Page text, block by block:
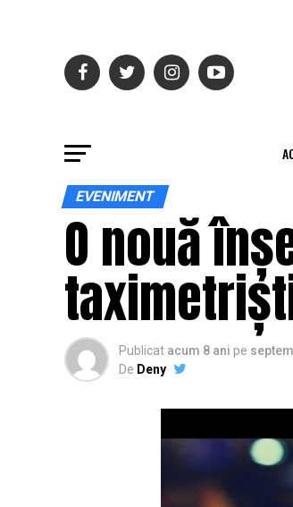
EVENIMENT
O nouă
Publicat acum 8 ani pe
De Deny